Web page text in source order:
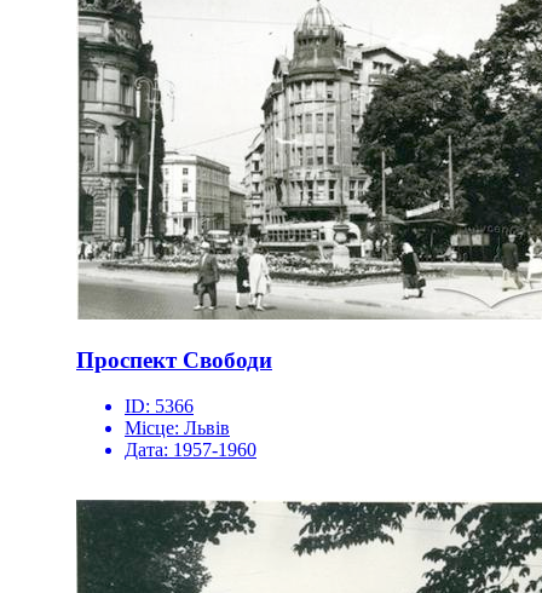
Проспект Свободи
ID: 5366
Місце: Львів
Дата: 1957-1960